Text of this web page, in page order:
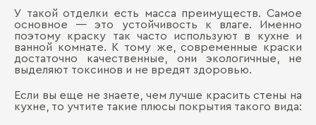
У такой отделки есть масса преимуществ. Самое
основное — это устойчивость к влаге. Именно
поэтому краску так часто используют в кухне и
ванной комнате. К тому же, современные краски
достаточно качественные, они экологичные, не
выделяют токсинов и не вредят здоровью.
Если вы еще не знаете, чем лучше красить стены на
кухне, то учтите такие плюсы покрытия такого вида: